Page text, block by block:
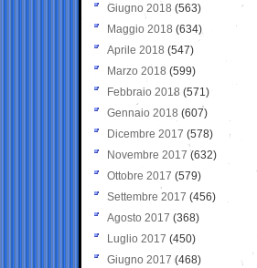
Giugno 2018 (563)
Maggio 2018 (634)
Aprile 2018 (547)
Marzo 2018 (599)
Febbraio 2018 (571)
Gennaio 2018 (607)
Dicembre 2017 (578)
Novembre 2017 (632)
Ottobre 2017 (579)
Settembre 2017 (456)
Agosto 2017 (368)
Luglio 2017 (450)
Giugno 2017 (468)